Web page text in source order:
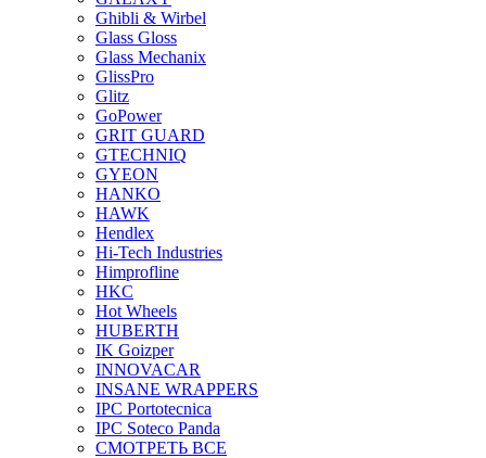
Ghibli & Wirbel
Glass Gloss
Glass Mechanix
GlissPro
Glitz
GoPower
GRIT GUARD
GTECHNIQ
GYEON
HANKO
HAWK
Hendlex
Hi-Tech Industries
Himprofline
HKC
Hot Wheels
HUBERTH
IK Goizper
INNOVACAR
INSANE WRAPPERS
IPC Portotecnica
IPC Soteco Panda
СМОТРЕТЬ ВСЕ